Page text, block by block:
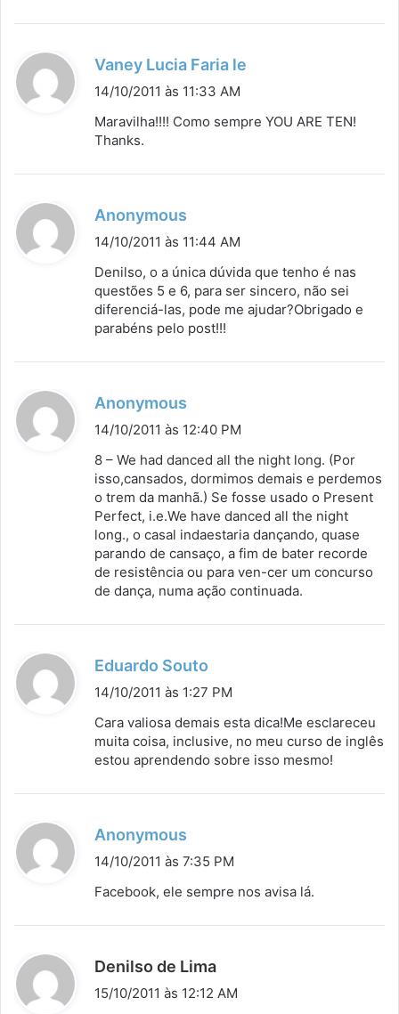
Vaney Lucia Faria le
14/10/2011 às 11:33 AM
Maravilha!!!! Como sempre YOU ARE TEN!
Thanks.
Anonymous
i
s
e
:
14/10/2011 às 11:44 AM
Denilso, o a única dúvida que tenho é nas
questões 5 e 6, para ser sincero, não sei
diferenciá-las, pode me ajudar?Obrigado e
parabéns pelo post!!!
Anonymous
i
s
e
14/10/2011 às 12:40 PM
8 – We had danced all the night long. (Por
isso,cansados, dormimos demais e perdemos
o trem da manhã.) Se fosse usado o Present
Perfect, i.e.We have danced all the night
long., o casal indaestaria dançando, quase
parando de cansaço, a fim de bater recorde
de resistência ou para ven-cer um concurso
de dança, numa ação continuada.
Eduardo Souto
s
e
14/10/2011 às 1:27 PM
Cara valiosa demais esta dica!Me esclareceu
muita coisa, inclusive, no meu curso de inglês
estou aprendendo sobre isso mesmo!
Anonymous
i
e
14/10/2011 às 7:35 PM
Facebook, ele sempre nos avisa lá.
Denilso de Lima
i
15/10/2011 às 12:12 AM